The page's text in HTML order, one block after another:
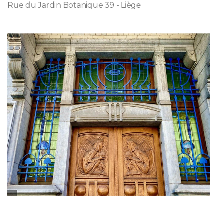
Rue du Jardin Botanique 39 - Liège